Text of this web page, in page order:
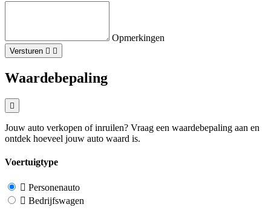
Opmerkingen
Versturen
Waardebepaling
Jouw auto verkopen of inruilen? Vraag een waardebepaling aan en
ontdek hoeveel jouw auto waard is.
Voertuigtype
Personenauto
Bedrijfswagen